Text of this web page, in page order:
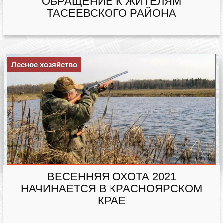
ТАСЕЕВСКОГО РАЙОНА
Лесное хозяйство
ВЕСЕННЯЯ ОХОТА 2021
НАЧИНАЕТСЯ В КРАСНОЯРСКОМ
КРАЕ